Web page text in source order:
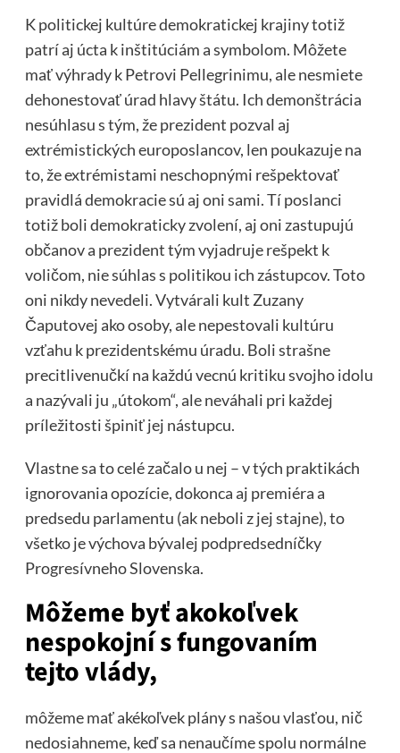
K politickej kultúre demokratickej krajiny totiž
patrí aj úcta k inštitúciám a symbolom. Môžete
mať výhrady k Petrovi Pellegrinimu, ale nesmiete
dehonestovať úrad hlavy štátu. Ich demonštrácia
nesúhlasu s tým, že prezident pozval aj
extrémistických europoslancov, len poukazuje na
to, že extrémistami neschopnými rešpektovať
pravidlá demokracie sú aj oni sami. Tí poslanci
totiž boli demokraticky zvolení, aj oni zastupujú
občanov a prezident tým vyjadruje rešpekt k
voličom, nie súhlas s politikou ich zástupcov. Toto
oni nikdy nevedeli. Vytvárali kult Zuzany
Čaputovej ako osoby, ale nepestovali kultúru
vzťahu k prezidentskému úradu. Boli strašne
precitlivenučkí na každú vecnú kritiku svojho idolu
a nazývali ju „útokom“, ale neváhali pri každej
príležitosti špiniť jej nástupcu.
Vlastne sa to celé začalo u nej – v tých praktikách
ignorovania opozície, dokonca aj premiéra a
predsedu parlamentu (ak neboli z jej stajne), to
všetko je výchova bývalej podpredsedníčky
Progresívneho Slovenska.
Môžeme byť akokoľvek
nespokojní s fungovaním
tejto vlády,
môžeme mať akékoľvek plány s našou vlasťou, nič
nedosiahneme, keď sa nenaučíme spolu normálne